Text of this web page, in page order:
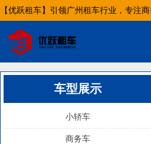
【优跃租车】引领广州租车行业，专注
车型展示
小轿车
商务车